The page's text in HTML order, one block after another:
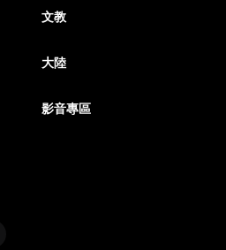
文教
大陸
影音專區